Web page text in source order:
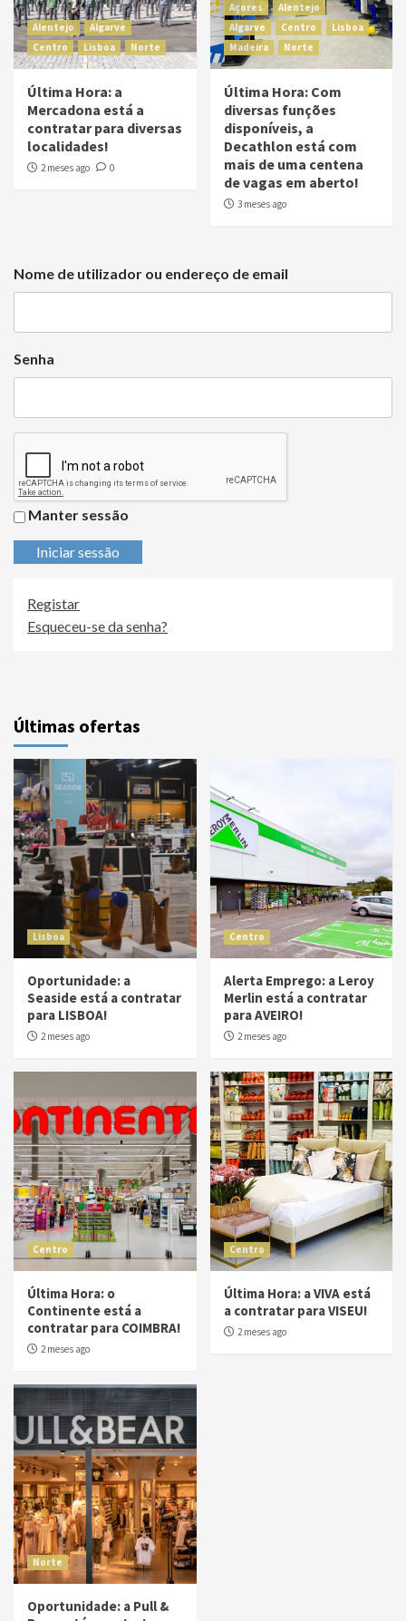
Alentejo
Algarve
Centro
Lisboa Norte
Última Hora: a
Mercadona está a
contratar para diversas
localidades!
2 meses ago 0
Açores
Alentejo
Algarve
Centro
Lisboa
Madeira
Norte
Última Hora: Com
diversas funções
disponíveis, a
Decathlon está com
mais de uma centena
de vagas em aberto!
3 meses ago
Nome de utilizador ou endereço de email
Senha
Manter sessão
Iniciar sessão
Registar
Esqueceu-se da senha?
Últimas ofertas
Lisboa
Oportunidade: a
Seaside está a contratar
para LISBOA!
2 meses ago
Centro
Alerta Emprego: a Leroy
Merlin está a contratar
para AVEIRO!
2 meses ago
Centro
Última Hora: o
Continente está a
contratar para COIMBRA!
2 meses ago
Centro
Última Hora: a VIVA está
a contratar para VISEU!
2 meses ago
Norte
Oportunidade: a Pull &